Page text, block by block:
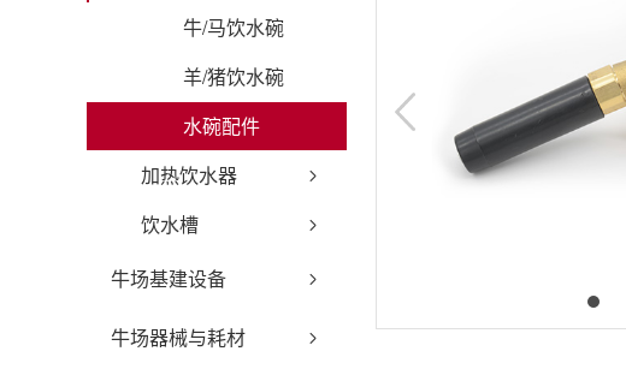
牛/马饮水碗
羊/猪饮水碗
水碗配件
加热饮水器
饮水槽
牛场基建设备
牛场器械与耗材